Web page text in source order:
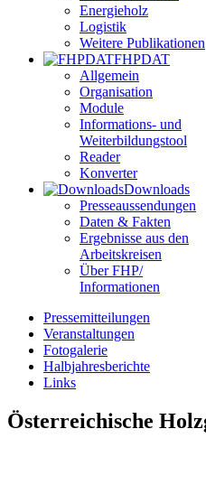
Energieholz
Logistik
Weitere Publikationen
FHPDAT
Allgemein
Organisation
Module
Informations- und
Weiterbildungstool
Reader
Konverter
Downloads
Presseaussendungen
Daten & Fakten
Ergebnisse aus den
Arbeitskreisen
Über FHP/
Informationen
Pressemitteilungen
Veranstaltungen
Fotogalerie
Halbjahresberichte
Links
Österreichische